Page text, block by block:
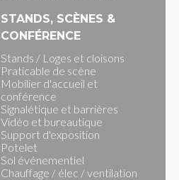
STANDS, SCÈNES &
CONFÉRENCE
Stands / Loges et cloisons
Praticable de scène
Mobilier d'accueil et
conférence
Signalétique et barrières
Vidéo et bureautique
Support d'exposition
Potelet
Sol événementiel
Chauffage / élec / ventilation